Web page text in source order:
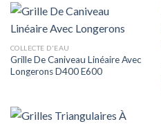
COLLECTE D'EAU
Grille De Caniveau Linéaire Avec
Longerons D400 E600